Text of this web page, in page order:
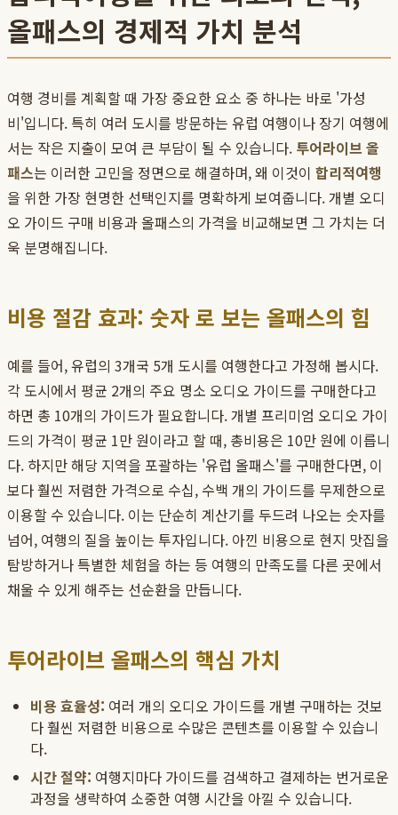
올패스의 경제적 가치 분석
여행 경비를 계획할 때 가장 중요한 요소 중 하나는 바로 '가성
비'입니다. 특히 여러 도시를 방문하는 유럽 여행이나 장기 여행에
서는 작은 지출이 모여 큰 부담이 될 수 있습니다. 투어라이브 올
패스는 이러한 고민을 정면으로 해결하며, 왜 이것이 합리적여행
을 위한 가장 현명한 선택인지를 명확하게 보여줍니다. 개별 오디
오 가이드 구매 비용과 올패스의 가격을 비교해보면 그 가치는 더
욱 분명해집니다.
비용 절감 효과: 숫자 로 보는 올패스의 힘
예를 들어, 유럽의 3개국 5개 도시를 여행한다고 가정해 봅시다.
각 도시에서 평균 2개의 주요 명소 오디오 가이드를 구매한다고
하면 총 10개의 가이드가 필요합니다. 개별 프리미엄 오디오 가이
드의 가격이 평균 1만 원이라고 할 때, 총비용은 10만 원에 이릅니
다. 하지만 해당 지역을 포괄하는 '유럽 올패스'를 구매한다면, 이
보다 훨씬 저렴한 가격으로 수십, 수백 개의 가이드를 무제한으로
이용할 수 있습니다. 이는 단순히 계산기를 두드려 나오는 숫자를
넘어, 여행의 질을 높이는 투자입니다. 아낀 비용으로 현지 맛집을
탐방하거나 특별한 체험을 하는 등 여행의 만족도를 다른 곳에서
채울 수 있게 해주는 선순환을 만듭니다.
투어라이브 올패스의 핵심 가치
비용 효율성: 여러 개의 오디오 가이드를 개별 구매하는 것보
다 훨씬 저렴한 비용으로 수많은 콘텐츠를 이용할 수 있습니
다.
시간 절약: 여행지마다 가이드를 검색하고 결제하는 번거로운
과정을 생략하여 소중한 여행 시간을 아낄 수 있습니다.